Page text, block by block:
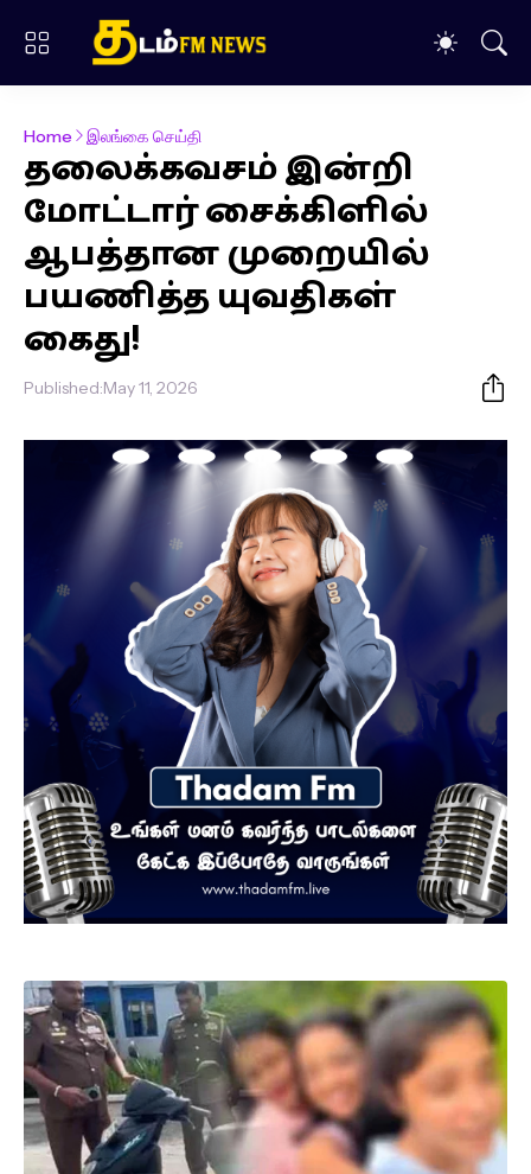
Home இலங்கை செய்தி
தலைக்கவசம் இன்றி
மோட்டார் சைக்கிளில்
ஆபத்தான முறையில்
பயணித்த யுவதிகள்
கைது!
Published:May 11, 2026